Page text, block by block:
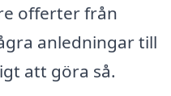
offerter från
anledningar till
att göra så.